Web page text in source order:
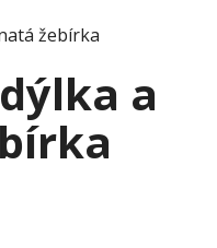
žebírka
a